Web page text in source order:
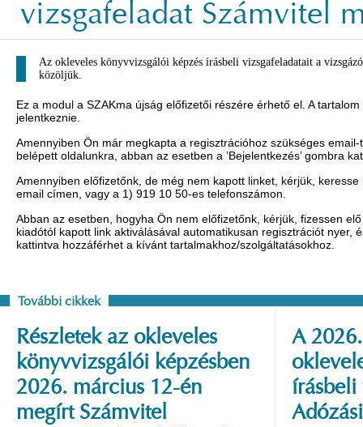
vizsgafeladat Számvitel
Az okleveles könyvvizsgálói képzés írásbeli vizsgafeladatait a
közöljük.
Ez a modul a SZAKma újság előfizetői részére érhető el. A
jelentkeznie.
Amennyiben Ön már megkapta a regisztrációhoz szükséges
belépett oldalunkra, abban az esetben a ’Bejelentkezés’ gombra
Amennyiben előfizetőnk, de még nem kapott linket, kérjük,
email címen, vagy a 1) 919 10 50-es telefonszámon.
Abban az esetben, hogyha Ön nem előfizetőnk, kérjük, fizessen
kiadótól kapott link aktiválásával automatikusan regisztrációt nyer,
kattintva hozzáférhet a kívánt tartalmakhoz/szolgáltatásokhoz.
További cikkek
Részletek az okleveles
könyvvizsgálói képzésben
2026. március 12-én
megírt Számvitel
A
írásbeli